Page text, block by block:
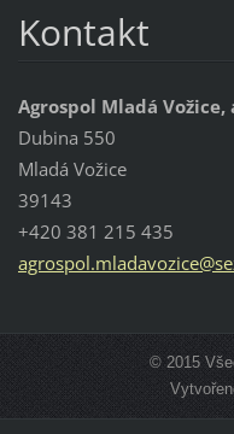
Kontakt
Agrospol Mladá Vožice,
Dubina 550
Mladá Vožice
39143
+420 381 215 435
agrospol.mladavo
© 2015